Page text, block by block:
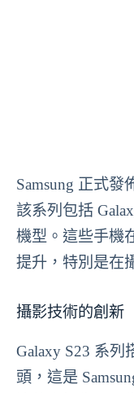
Samsung 正式發
該系列包括
機型。這些手機
提升，特別是在
攝影技術的創新
Galaxy S23 系列
頭，這是